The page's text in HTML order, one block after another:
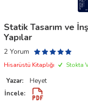
Statik Tasarım ve
Yapılar
2 Yorum
Hisarüstü Kitaplığı Stokta
Yazar:
Heyet
İncele: